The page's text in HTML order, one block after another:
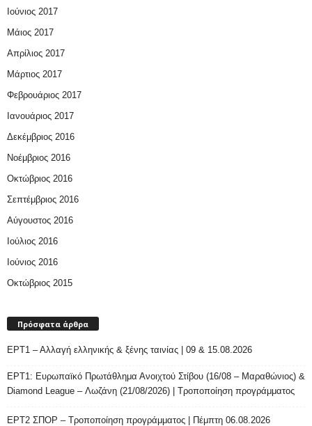
Ιούνιος 2017
Μάιος 2017
Απρίλιος 2017
Μάρτιος 2017
Φεβρουάριος 2017
Ιανουάριος 2017
Δεκέμβριος 2016
Νοέμβριος 2016
Οκτώβριος 2016
Σεπτέμβριος 2016
Αύγουστος 2016
Ιούλιος 2016
Ιούνιος 2016
Οκτώβριος 2015
Πρόσφατα άρθρα
ΕΡΤ1 – Αλλαγή ελληνικής & ξένης ταινίας | 09 & 15.08.2026
ΕΡΤ1: Ευρωπαϊκό Πρωτάθλημα Ανοιχτού Στίβου (16/08 – Μαραθώνιος) &
Diamond League – Λωζάνη (21/08/2026) | Τροποποίηση προγράμματος
ΕΡΤ2 ΣΠΟΡ – Τροποποίηση προγράμματος | Πέμπτη 06.08.2026